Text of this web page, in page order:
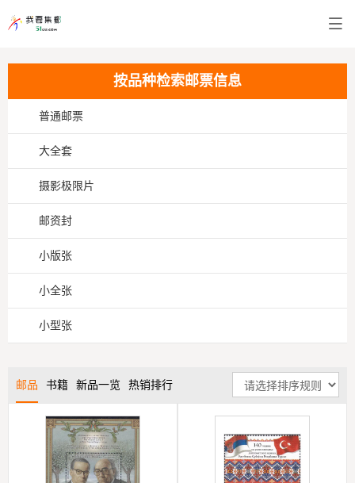
按品种检索邮票信息
普通邮票
大全套
摄影极限片
邮资封
小版张
小全张
小型张
邮品 书籍 新品一览 热销排行